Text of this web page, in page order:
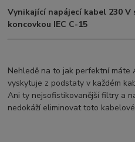
Vynikající napájecí kabel 230 V
koncovkou IEC C-15
Nehledě na to jak perfektní máte
vyskytuje z podstaty v každém
Ani ty nejsofistikovanější filtry a
nedokáží eliminovat toto